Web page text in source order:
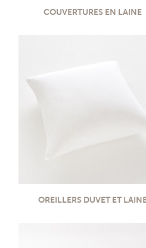
COUVERTURES EN LAINE
OREILLERS DUVET ET